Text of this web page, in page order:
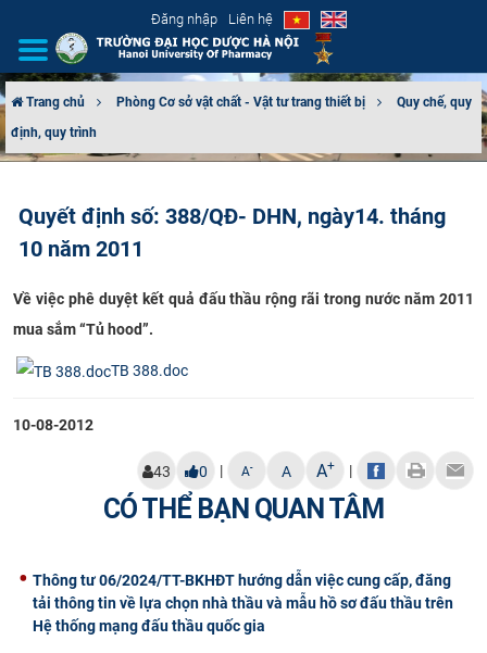
Đăng nhập Liên hệ
GIỚI THIỆU
TUYỂN SINH
ĐÀO TẠO
ĐẢM BẢO CHẤT LƯỢNG
CỰU NGƯỜI HỌC
Trang chủ Phòng Cơ sở vật chất - Vật tư trang thiết bị
Quy chế, quy
định, quy trình
Quyết định số: 388/QĐ- DHN, ngày14. tháng
10 năm 2011
Về việc phê duyệt kết quả đấu thầu rộng rãi trong nước năm 2011
mua sắm “Tủ hood”.
TB 388.doc
10-08-2012
43 0 | A- A A+ |
CÓ THỂ BẠN QUAN TÂM
Thông tư 06/2024/TT-BKHĐT hướng dẫn việc cung cấp, đăng
tải thông tin về lựa chọn nhà thầu và mẫu hồ sơ đấu thầu trên
Hệ thống mạng đấu thầu quốc gia